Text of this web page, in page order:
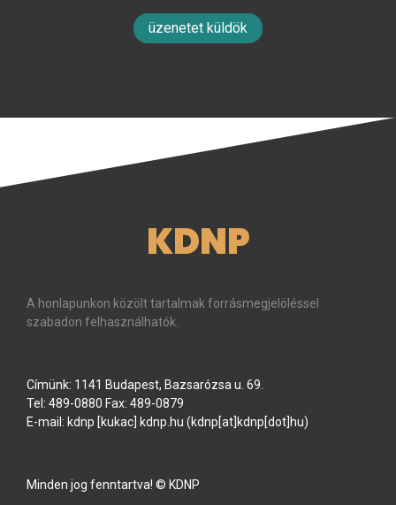
üzenetet küldök
KDNP
A honlapunkon közölt tartalmak forrásmegjelöléssel
szabadon felhasználhatók.
Címünk: 1141 Budapest, Bazsarózsa u. 69.
Tel: 489-0880 Fax: 489-0879
E-mail: kdnp [kukac] kdnp hu (kdnp[at]kdnp[dot]hu)
Minden jog fenntartva! © KDNP